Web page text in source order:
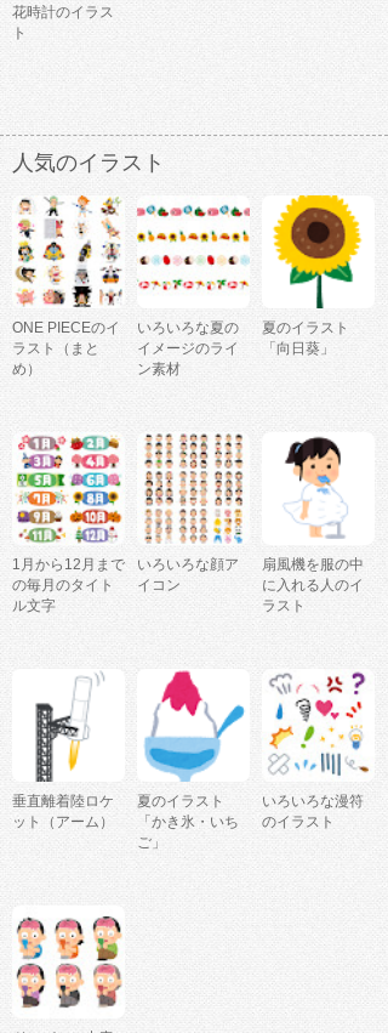
花時計のイラス
ト
人気のイラスト
ONE PIECEのイ
ラスト（まと
め）
いろいろな夏の
イメージのライ
ン素材
夏のイラスト
「向日葵」
1月から12月まで
の毎月のタイト
ル文字
いろいろな顔ア
イコン
扇風機を服の中
に入れる人のイ
ラスト
垂直離着陸ロケ
ット（アーム）
夏のイラスト
「かき氷・いち
ご」
いろいろな漫符
のイラスト